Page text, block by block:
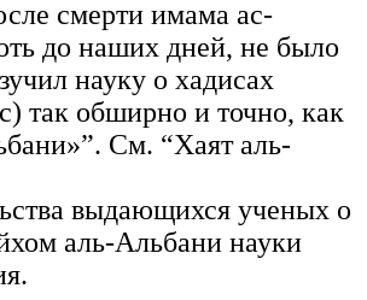
смерти имама ас-
до наших дней, не было
науку о хадисах
так обширно и точно, как
См. “Хаят аль-
выдающихся ученых о
аль-Альбани науки